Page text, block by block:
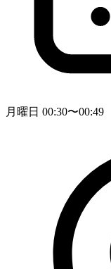
月曜日 00:30〜00:49